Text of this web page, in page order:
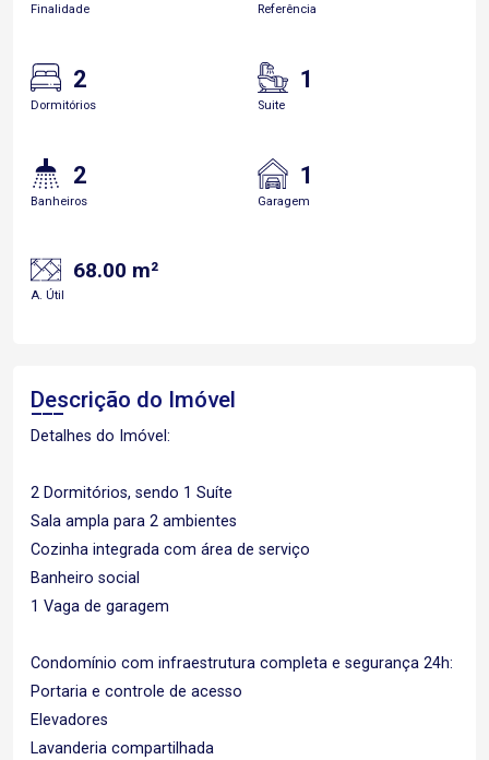
Finalidade Referência
2
Dormitórios
1
Suite
2
Banheiros
1
Garagem
68.00 m²
A. Útil
Descrição do Imóvel
Detalhes do Imóvel:
2 Dormitórios, sendo 1 Suíte
Sala ampla para 2 ambientes
Cozinha integrada com área de serviço
Banheiro social
1 Vaga de garagem
Condomínio com infraestrutura completa e segurança 24h:
Portaria e controle de acesso
Elevadores
Lavanderia compartilhada